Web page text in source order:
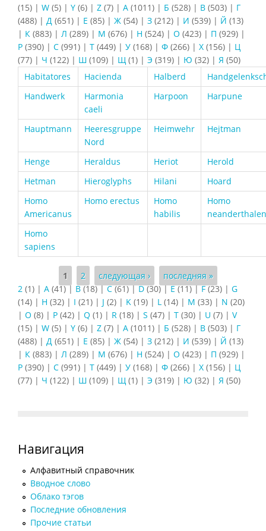
(15) | W (5) | Y (6) | Z (7) | А (1011) | Б (528) | В (503) | Г
(488) | Д (651) | Е (85) | Ж (54) | З (212) | И (539) | Й (13)
| К (883) | Л (289) | М (676) | Н (524) | О (423) | П (929) |
Р (390) | С (991) | Т (449) | У (168) | Ф (266) | Х (156) | Ц
(77) | Ч (122) | Ш (109) | Щ (1) | Э (319) | Ю (32) | Я (50)
Habitatores
Hacienda Halberd
Handwerk
Harmonia
caeli
Harpoon Harpune
Hauptmann
Heeresgruppe
Nord
Heimwehr Hejtman
Henge Heraldus Heriot
Herold
Hetman
Hieroglyphs Hilani
Hoard
Homo
Americanus
Homo erectus
Homo
habilis
Homo
Homo
sapiens
Страницы
1 2 следующая ›
последняя »
2 (1) | A (41)| B(18)|C(61)|D(30)|E(11)|F(23) | G
(14) | H (32) | I (21) | J (2) | K (19) | L (14) | M (33) | N (20)
| O (8) | P (42) | Q (1) | R (18) | S (47) | T (30) | U (7) | V
(15) | W (5) | Y (6) | Z (7) | А (1011) | Б (528) | В (503) | Г
(488) | Д (651) | Е (85) | Ж (54) | З (212) | И (539) | Й (13)
| К (883) | Л (289) | М (676) | Н (524) | О (423) | П (929) |
Р (390) | С (991) | Т (449) | У (168) | Ф (266) | Х (156) | Ц
(77) | Ч (122) | Ш (109) | Щ (1) | Э (319) | Ю (32) | Я (50)
Навигация
Алфавитный справочник
Вводное слово
Облако тэгов
Последние обновления
Прочие статьи